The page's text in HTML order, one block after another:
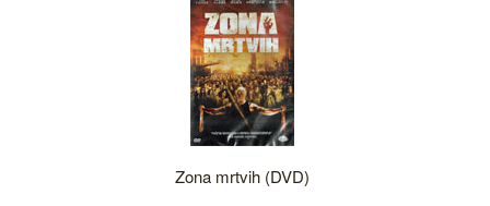
Zona mrtvih (DVD)